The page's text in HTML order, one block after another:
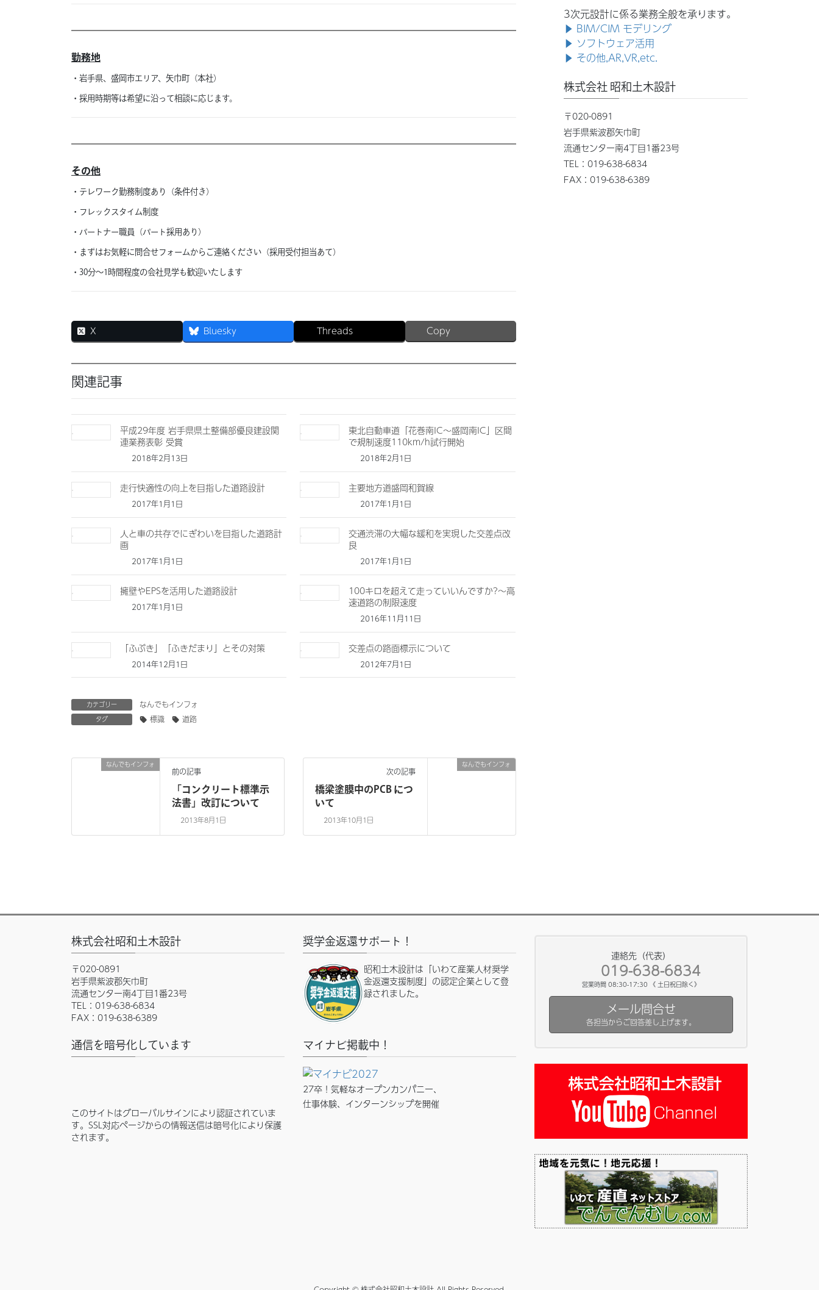
勤務地
・岩手県、盛岡市エリア、矢巾町（本社）
・採用時期等は希望に沿って相談に応じます。
その他
・テレワーク勤務制度あり（条件付き）
・フレックスタイム制度
・パートナー職員（パート採用あり）
・まずはお気軽に問合せフォームからご連絡ください（採用受付担当あて）
・30分～1時間程度の会社見学も歓迎いたします
X Bluesky Threads Copy
関連記事
平成29年度 岩手県県土整備部優良建設関
連業務表彰 受賞
2018年2月13日
東北自動車道「花巻南IC～盛岡南IC」区間
で規制速度110km/h試行開始
2018年2月1日
走行快適性の向上を目指した道路設計
2017年1月1日
主要地方道盛岡和賀線
2017年1月1日
人と車の共存でにぎわいを目指した道路計
画
2017年1月1日
交通渋滞の大幅な緩和を実現した交差点改
良
2017年1月1日
擁壁やEPSを活用した道路設計
2017年1月1日
100キロを超えて走っていいんですか?～高
速道路の制限速度
2016年11月11日
「ふぶき」「ふきだまり」とその対策
2014年12月1日
交差点の路面標示について
2012年7月1日
カテゴリー なんでもインフォ
タグ 標識 道路
なんでもインフォ
前の記事
「コンクリート標準示
法書」改訂について
2013年8月1日
なんでもインフォ
次の記事
橋梁塗膜中のPCB につ
いて
2013年10月1日
3次元設計に係る業務全般を承ります。
▶ BIM/CIM モデリング
▶ ソフトウェア活用
▶ その他,AR,VR,etc.
株式会社 昭和土木設計
〒020-0891
岩手県紫波郡矢巾町
流通センター南4丁目1番23号
TEL：019-638-6834
FAX：019-638-6389
株式会社昭和土木設計
〒020-0891
岩手県紫波郡矢巾町
流通センター南4丁目1番23号
TEL：019-638-6834
FAX：019-638-6389
通信を暗号化しています
このサイトはグローバルサインにより認証されていま
す。SSL対応ページからの情報送信は暗号化により保護
されます。
奨学金返還サポート！
昭和土木設計は「いわて産業人材奨学
金返還支援制度」の認定企業として登
録されました。
マイナビ掲載中！
27卒！気軽なオープンカンパニー、
仕事体験、インターンシップを開催
連絡先（代表）
019-638-6834
営業時間 08:30-17:30 《 土日祝日除く》
メール問合せ
各担当からご回答差し上げます。